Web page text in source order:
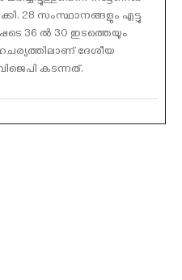
28 സംസ്ഥാനങ്ങളും എട്ടു
36 ല്‍ 30 ഇടത്തെയും
ദേശീയ
കടന്നത്.